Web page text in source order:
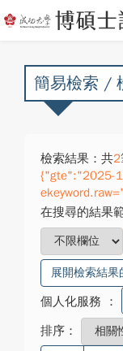
簡易檢索 /
檢索結果：共2
{"gte":"2025-
在搜尋的結果
展開檢索結果
個人化服務 ：
排序：